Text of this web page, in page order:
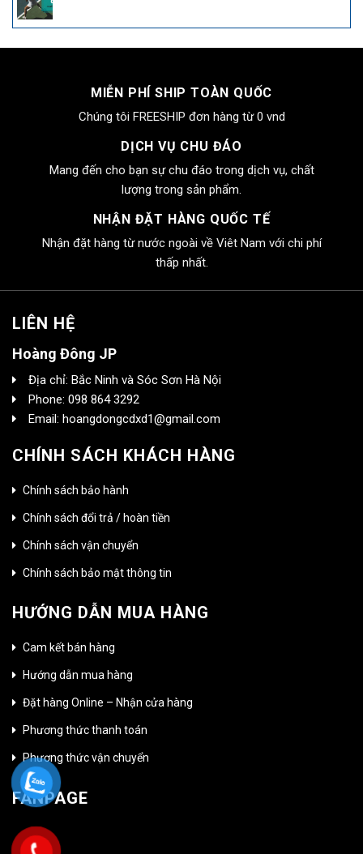
MIỄN PHÍ SHIP TOÀN QUỐC
Chúng tôi FREESHIP đơn hàng từ 0 vnd
DỊCH VỤ CHU ĐÁO
Mang đến cho bạn sự chu đáo trong dịch vụ, chất
lượng trong sản phẩm.
NHẬN ĐẶT HÀNG QUỐC TẾ
Nhận đặt hàng từ nước ngoài về Viêt Nam với chi phí
thấp nhất.
LIÊN HỆ
Hoàng Đông JP
Địa chỉ: Bắc Ninh và Sóc Sơn Hà Nội
Phone: 098 864 3292
Email: hoangdongcdxd1@gmail.com
CHÍNH SÁCH KHÁCH HÀNG
Chính sách bảo hành
Chính sách đổi trả / hoàn tiền
Chính sách vận chuyển
Chính sách bảo mật thông tin
HƯỚNG DẪN MUA HÀNG
Cam kết bán hàng
Hướng dẫn mua hàng
Đặt hàng Online – Nhận cửa hàng
Phương thức thanh toán
Phương thức vận chuyển
FANPAGE